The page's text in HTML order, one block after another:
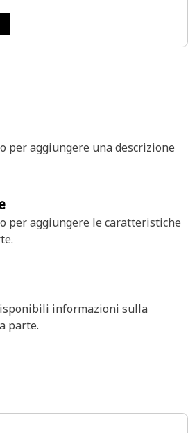
per aggiungere una descrizione
per aggiungere le caratteristiche
informazioni sulla
parte.